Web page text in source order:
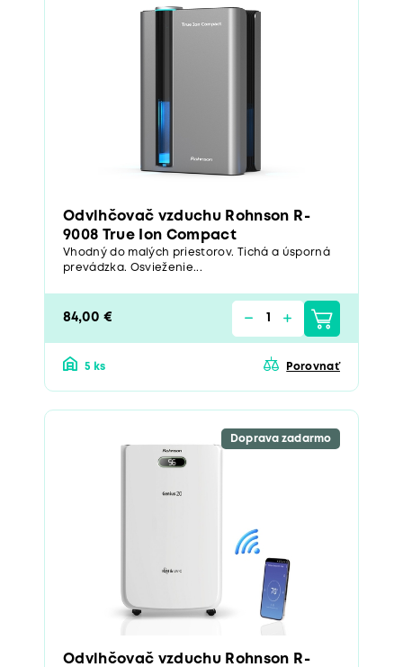
Odvlhčovač vzduchu Rohnson R-
9008 True Ion Compact
Vhodný do malých priestorov. Tichá a úsporná
prevádzka. Osvieženie...
84,00 €
5 ks Porovnať
Doprava zadarmo
Odvlhčovač vzduchu Rohnson R-